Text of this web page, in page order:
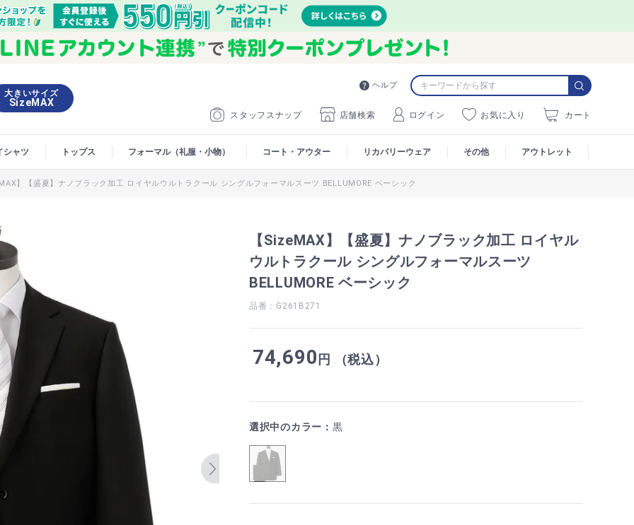
ヘルプ
スタッフスナップ 店舗検索 ログイン お気に入り カート
大きいサイズ
SizeMAX
シャツ トップス フォーマル（礼服・小物） コート・アウター リカバリーウェア その他 アウトレット
】【盛夏】ナノブラック加工 ロイヤルウルトラクール シングルフォーマルスーツ BELLUMORE ベーシック
【SizeMAX】【盛夏】ナノブラック加工 ロイヤル
ウルトラクール シングルフォーマルスーツ
BELLUMORE ベーシック
品番：G261B271
74,690円 （税込）
選択中のカラー： 黒